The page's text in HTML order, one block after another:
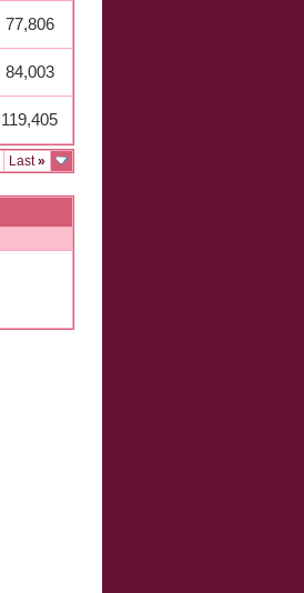
77,806
84,003
119,405
Last»